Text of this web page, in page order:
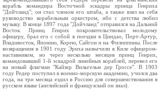
корабль командира Восточной эскадры принца Генриха
"Дойчланд"; он стал членом его штаба, а также взял на себя
руководство корабельным оркестром, ибо с детства любил
музыку. В конце 1897 года "Дойчланд" отправился на Дальний
Восток. Принц Генрих покровительствовал молодому
офицеру, брал его с собой в поездки в Циндао, Порт-Артур,
Владивосток, Японию, Корею, Сайгон и на Филиппины. После
возвращения в 1901 году Эриха назначили в Киле офицером-
наставником, но через несколько месяцев принц Генрих,
командовавший 1-й эскадрой линейных кораблей, перевел его
на новый флагман "Кайзер Вильгельм дер Гроссе". В 1903
году Редер поступил в военно-морскую академию, учился два
года, на три месяца ездил в Россию для совершенствования в
русском языке (английский и французский он знал).